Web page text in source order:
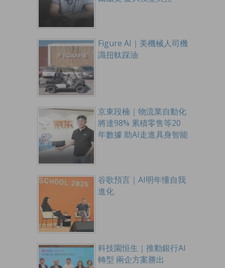
Figure AI｜美機械人司機
識扭軚踩油
京東段楠｜物流業自動化
將達98% 累積零售等20
年數據 助AI走進具身智能
谷歌預言｜AI明年懂自我
進化
科技園恒生｜推動銀行AI
轉型 兩企方案勝出